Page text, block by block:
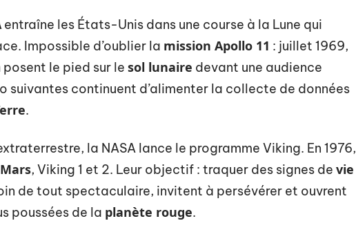
entraîne les États-Unis dans une course à la Lune qui
Impossible d’oublier la mission Apollo 11 : juillet 1969,
le pied sur le sol lunaire devant une audience
suivantes continuent d’alimenter la collecte de données
.
la NASA lance le programme Viking. En 1976,
Mars, Viking 1 et 2. Leur objectif : traquer des signes de vie
de tout spectaculaire, invitent à persévérer et ouvrent
poussées de la planète rouge.